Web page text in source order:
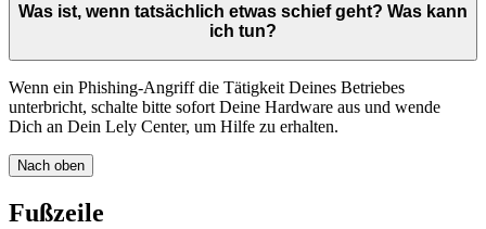
Was ist, wenn tatsächlich etwas schief geht? Was kann
ich tun?
Wenn ein Phishing-Angriff die Tätigkeit Deines Betriebes
unterbricht, schalte bitte sofort Deine Hardware aus und wende
Dich an Dein Lely Center, um Hilfe zu erhalten.
Nach oben
Fußzeile